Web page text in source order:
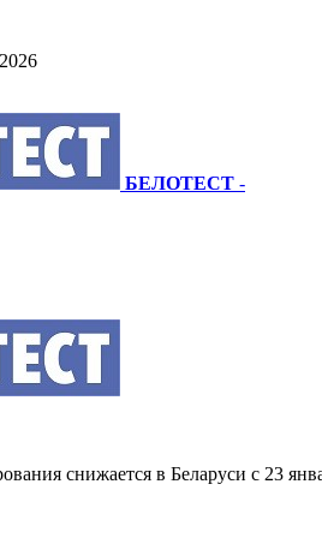
БЕЛОТЕСТ -
снижается в Беларуси с 23